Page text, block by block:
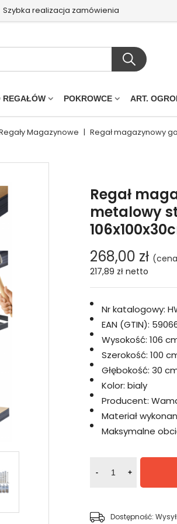
Szybka realizacja zamówienia
REGAŁÓW POKROWCE ART.
Magazynowe | Regał magazynowy
Regał
metalowy
268,00 zł
217,89 zł netto
Nr katalogowy:
EAN (GTIN):
Wysokość: 106
Szerokość: 100
Głębokość: 30
Kolor: bialy
Producent:
Materiał
Maksymalne
- +
Dostępność: